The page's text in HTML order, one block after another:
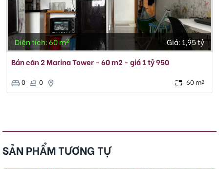
Diện tích: 60 m2 Giá: 1,95 tỷ
Bán căn 2 Marina Tower - 60 m2 - giá 1 tỷ 950
0 0 60 m2
SẢN PHẨM TƯƠNG TỰ